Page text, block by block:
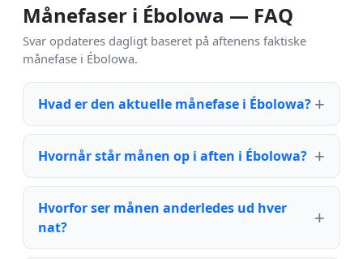
Månefaser i Ébolowa — FAQ
Svar opdateres dagligt baseret på aftenens faktiske
månefase i Ébolowa.
Hvad er den aktuelle månefase i Ébolowa?
Hvornår står månen op i aften i Ébolowa?
Hvorfor ser månen anderledes ud hver
nat?